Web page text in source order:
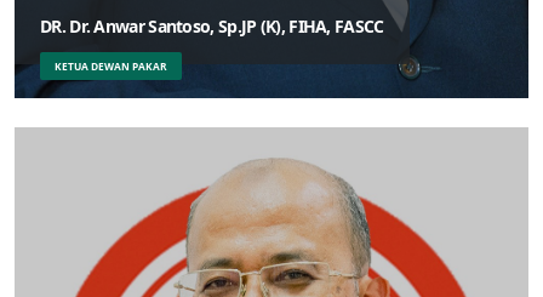
DR. Dr. Anwar Santoso, Sp.JP (K), FIHA, FASCC
KETUA DEWAN PAKAR